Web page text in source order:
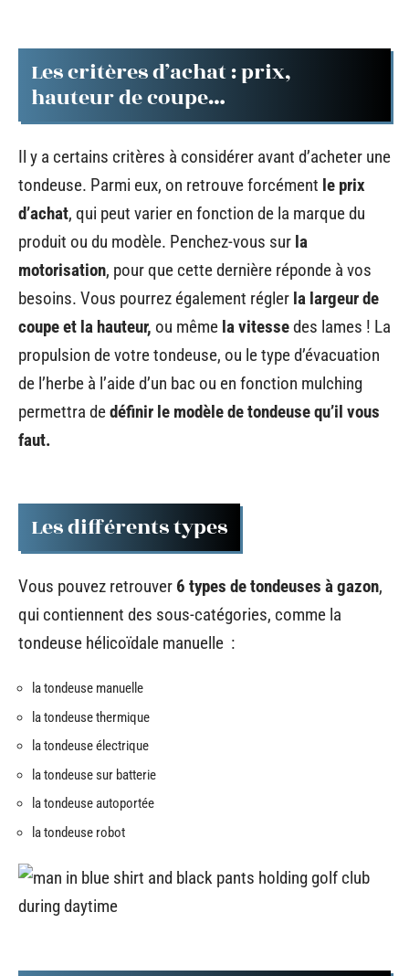
Les critères d’achat : prix,
hauteur de coupe…
Il y a certains critères à considérer avant d’acheter une
tondeuse. Parmi eux, on retrouve forcément le prix
d’achat, qui peut varier en fonction de la marque du
produit ou du modèle. Penchez-vous sur la
motorisation, pour que cette dernière réponde à vos
besoins. Vous pourrez également régler la largeur de
coupe et la hauteur, ou même la vitessedes lames ! La
propulsion de votre tondeuse, ou le type d’évacuation
de l’herbe à l’aide d’un bac ou en fonction mulching
permettra dedéfinir le modèle de tondeuse qu’il vous
faut.
Les différents types
Vous pouvez retrouver 6 types de tondeuses à gazon,
qui contiennent des sous-catégories, comme la
tondeuse hélicoïdale manuelle :
la tondeuse manuelle
la tondeuse thermique
la tondeuse électrique
la tondeuse sur batterie
la tondeuse autoportée
la tondeuse robot